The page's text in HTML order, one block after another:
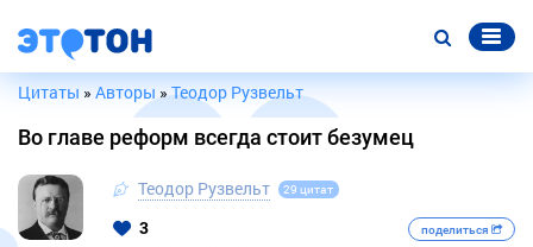
Цитаты » Авторы »Теодор Рузвельт
Во главе реформ всегда стоит безумец
Теодор Рузвельт 29 цитат
3 поделиться